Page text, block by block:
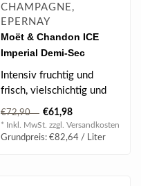
CHAMPAGNE,
EPERNAY
Moët & Chandon ICE
Imperial Demi-Sec
Champagner 0.75 l 12%
vol
Intensiv fruchtig und
frisch, vielschichtig und
reich am Gaumen,
elegante Reifea..
€72,90 €61,98
* Inkl. MwSt. zzgl. Versandkosten
Grundpreis: €82,64 / Liter